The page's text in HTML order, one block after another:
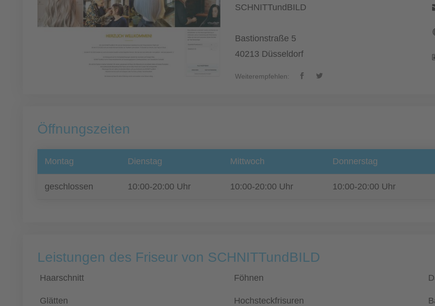
SCHNITTundBILD
Bastionstraße 5
40213 Düsseldorf
Weiterempfehlen:
Öffnungszeiten
Montag Dienstag Mittwoch Donnerstag
geschlossen 10:00-20:00 Uhr 10:00-20:00 Uhr 10:00-20:00 Uhr
Leistungen des Friseur von SCHNITTundBILD
Haarschnitt Föhnen
Glätten Hochsteckfrisuren